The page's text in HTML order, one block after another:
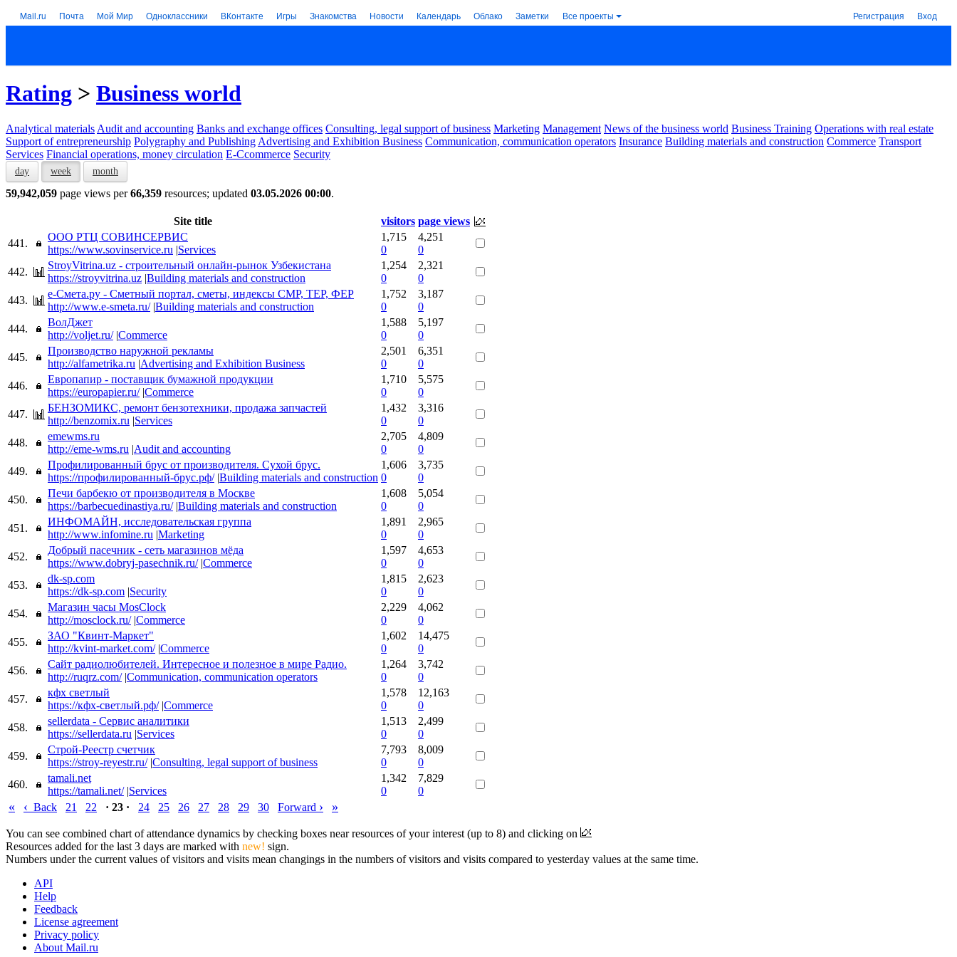
Mail.ru Почта Мой Мир Одноклассники ВКонтакте Игры Знакомства Новости Календарь Облако Заметки Все проекты Регистрация Вход
Rating > Business world
Analytical materials Audit and accounting Banks and exchange offices Consulting, legal support of business Marketing Management News of the business world Business Training Operations with real estate
Support of entrepreneurship Polygraphy and Publishing Advertising and Exhibition Business Communication, communication operators Insurance Building materials and construction Commerce Transport
Services Financial operations, money circulation E-Ccommerce Security
day week month
59,942,059 page views per66,359 resources; updated 03.05.2026 00:00.
Site title visitors page views
441.
ООО РТЦ СОВИНСЕРВИС
https://www.sovinservice.ru |Services
1,715
0
4,251
0
442.
StroyVitrina.uz - строительный онлайн-рынок Узбекистана
https://stroyvitrina.uz |Building materials and construction
1,254
0
2,321
0
443.
e-Смета.ру - Сметный портал, сметы, индексы СМР, ТЕР, ФЕР
http://www.e-smeta.ru/ |Building materials and construction
1,752
0
3,187
0
444.
ВолДжет
http://voljet.ru/ |Commerce
1,588
0
5,197
0
445.
Производство наружной рекламы
http://alfametrika.ru |Advertising and Exhibition Business
2,501
0
6,351
0
446.
Европапир - поставщик бумажной продукции
https://europapier.ru/ |Commerce
1,710
0
5,575
0
447.
БЕНЗОМИКС, ремонт бензотехники, продажа запчастей
http://benzomix.ru |Services
1,432
0
3,316
0
448.
emewms.ru
http://eme-wms.ru |Audit and accounting
2,705
0
4,809
0
449.
Профилированный брус от производителя. Сухой брус.
https://профилированный-брус.рф/ |Building materials and construction
1,606
0
3,735
0
450.
Печи барбекю от производителя в Москве
https://barbecuedinastiya.ru/ |Building materials and construction
1,608
0
5,054
0
451.
ИНФОМАЙН, исследовательская группа
http://www.infomine.ru |Marketing
1,891
0
2,965
0
452.
Добрый пасечник - сеть магазинов мёда
https://www.dobryj-pasechnik.ru/ |Commerce
1,597
0
4,653
0
453.
dk-sp.com
https://dk-sp.com |Security
1,815
0
2,623
0
454.
Магазин часы MosClock
http://mosclock.ru/ |Commerce
2,229
0
4,062
0
455.
ЗАО "Квинт-Маркет"
http://kvint-market.com/ |Commerce
1,602
0
14,475
0
456.
Сайт радиолюбителей. Интересное и полезное в мире Радио.
http://ruqrz.com/ |Communication, communication operators
1,264
0
3,742
0
457.
кфх светлый
https://кфх-светлый.рф/ |Commerce
1,578
0
12,163
0
458.
sellerdata - Сервис аналитики
https://sellerdata.ru |Services
1,513
0
2,499
0
459.
Строй-Реестр счетчик
https://stroy-reyestr.ru/ |Consulting, legal support of business
7,793
0
8,009
0
460.
tamali.net
https://tamali.net/ |Services
1,342
0
7,829
0
« ‹ Back 21 22 · 23 · 24 25 26 27 28 29 30 Forward › »
You can see combined chart of attendance dynamics by checking boxes near resources of your interest (up to 8) and clicking on
Resources added for the last 3 days are marked with new! sign.
Numbers under the current values of visitors and visits mean changings in the numbers of visitors and visits compared to yesterday values at the same time.
API
Help
Feedback
License agreement
Privacy policy
About Mail.ru